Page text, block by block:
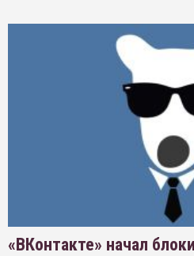
«ВКонтакте» начал